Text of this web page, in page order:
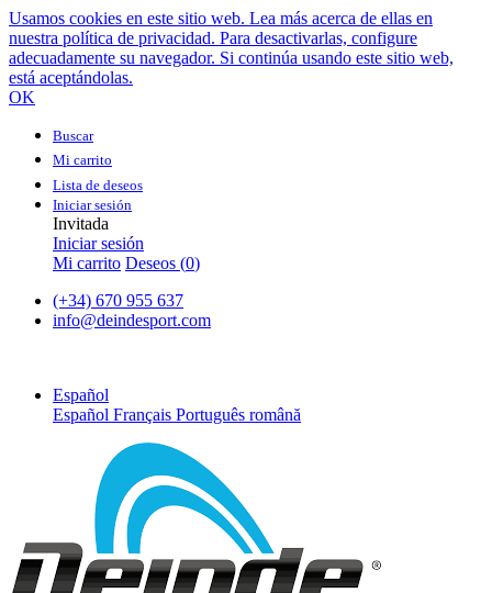
Usamos cookies en este sitio web. Lea más acerca de ellas en
nuestra política de privacidad. Para desactivarlas, configure
adecuadamente su navegador. Si continúa usando este sitio web,
está aceptándolas.
OK
Buscar
Mi carrito
Lista de deseos
Iniciar sesión
Invitada
Iniciar sesión
Mi carrito Deseos (0)
(+34) 670 955 637
info@deindesport.com
Español
Español Français Português română